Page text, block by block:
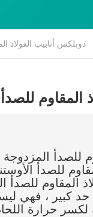
دوبلكس أنابيب الفولاذ
المقاوم
للصدأ
للصدأ
المقاوم
حد كبير ، فهي
لكسر حرارة